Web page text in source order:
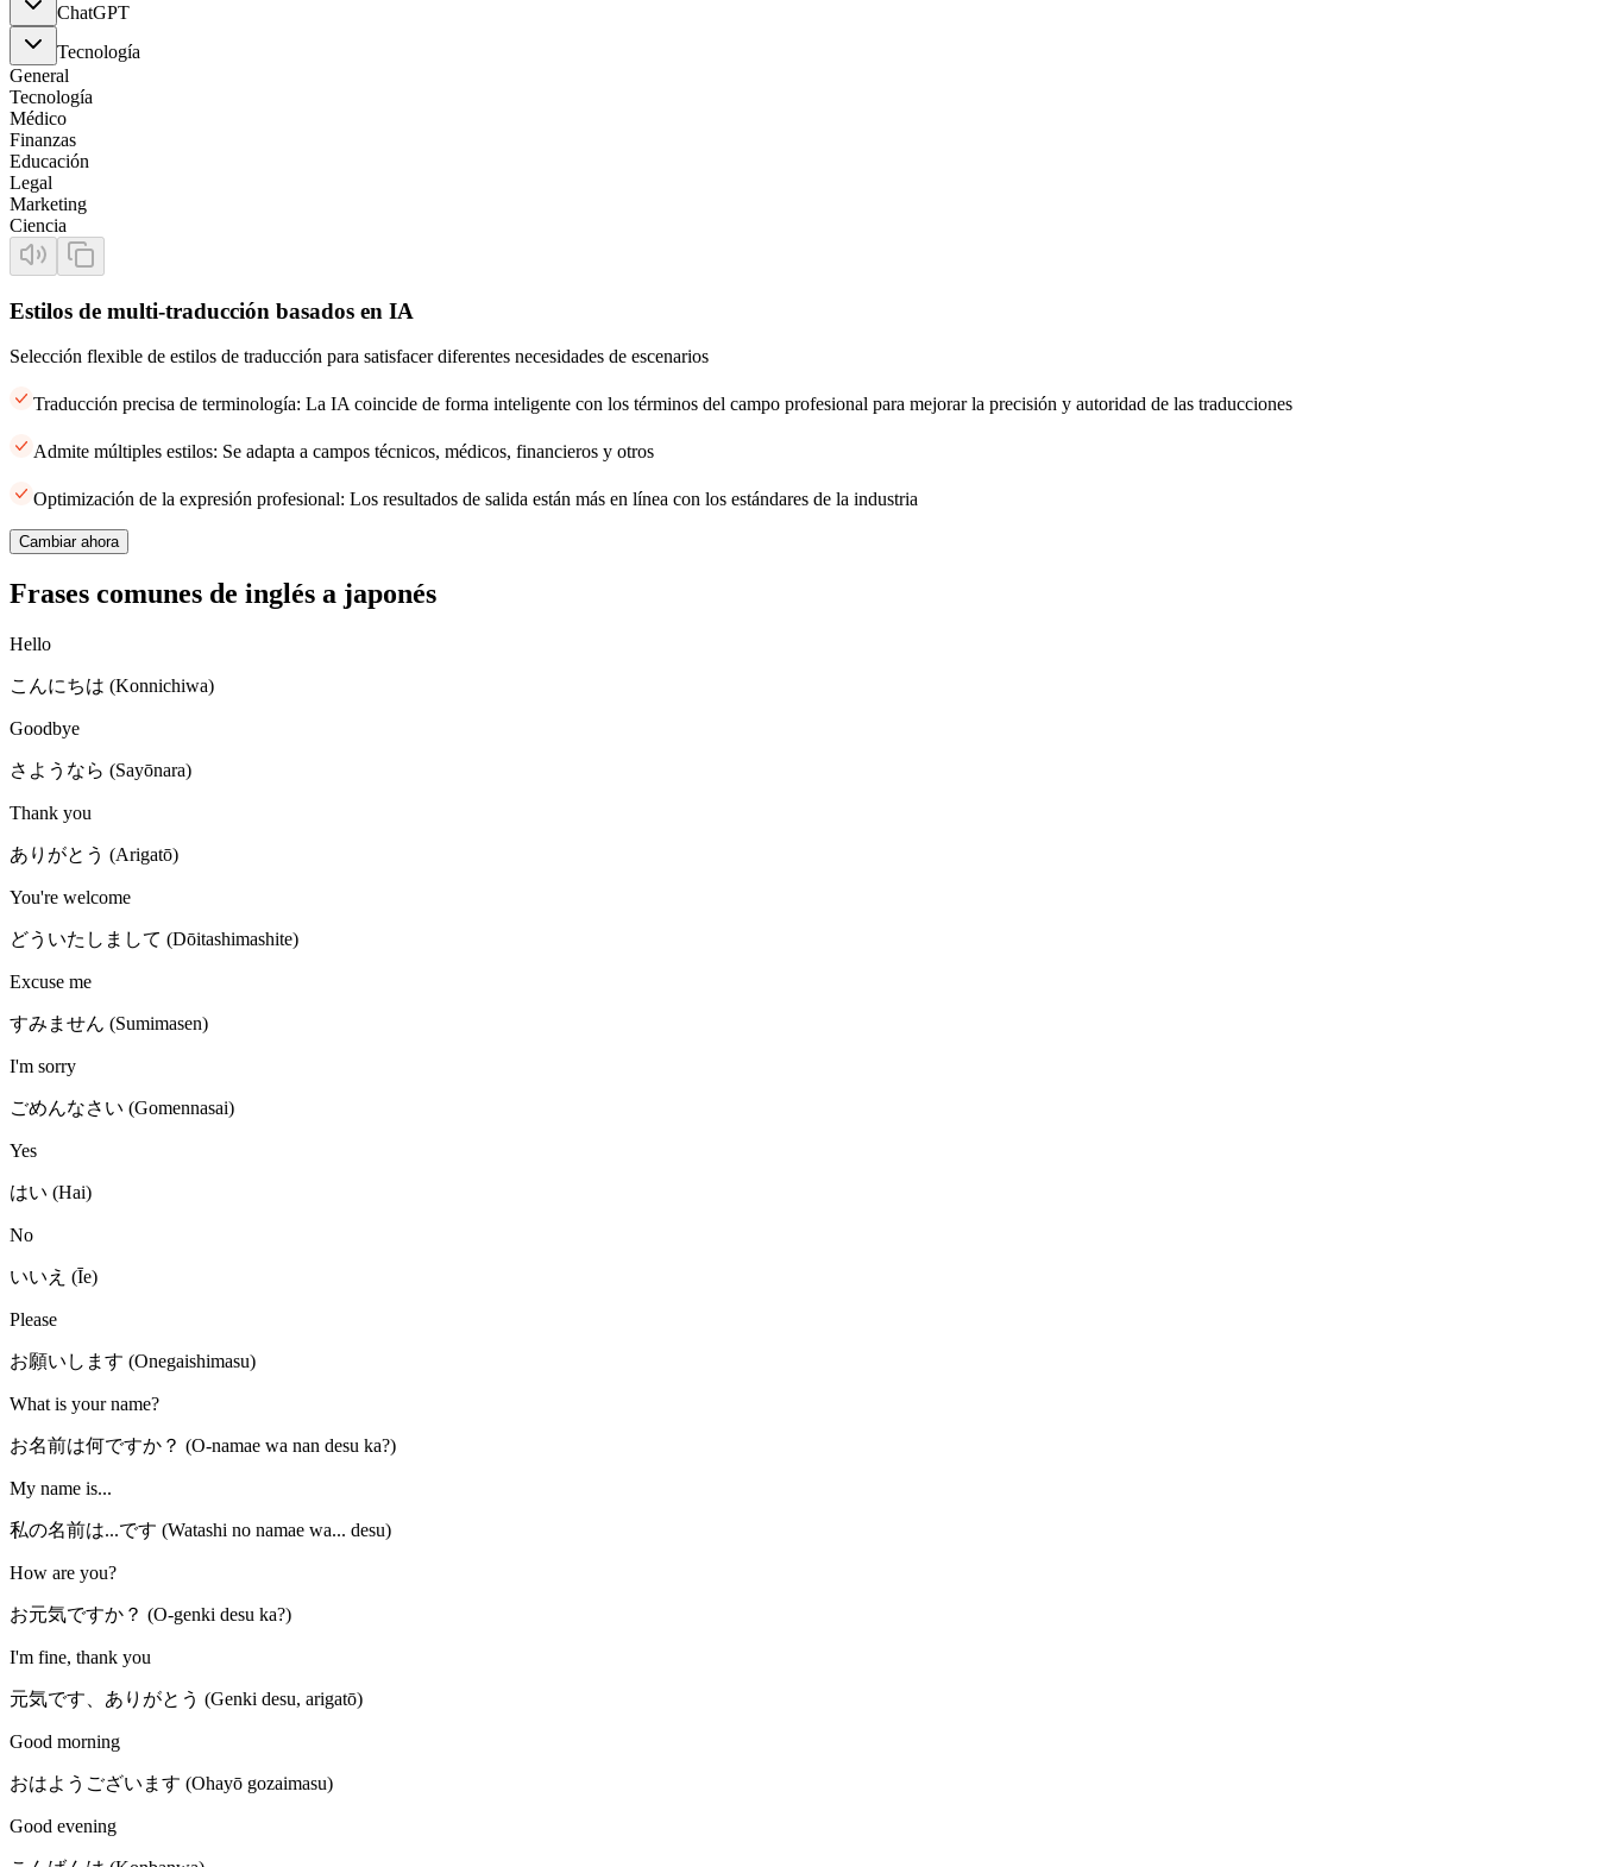
ChatGPT
Tecnología
General
Tecnología
Médico
Finanzas
Educación
Legal
Marketing
Ciencia
Estilos de multi-traducción basados en IA
Selección flexible de estilos de traducción para satisfacer diferentes necesidades de escenarios
Traducción precisa de terminología: La IA coincide de forma inteligente con los términos del campo profesional para mejorar la precisión y autoridad de las traducciones
Admite múltiples estilos: Se adapta a campos técnicos, médicos, financieros y otros
Optimización de la expresión profesional: Los resultados de salida están más en línea con los estándares de la industria
Cambiar ahora
Frases comunes de inglés a japonés
Hello
こんにちは (Konnichiwa)
Goodbye
さようなら (Sayōnara)
Thank you
ありがとう (Arigatō)
You're welcome
どういたしまして (Dōitashimashite)
Excuse me
すみません (Sumimasen)
I'm sorry
ごめんなさい (Gomennasai)
Yes
はい (Hai)
No
いいえ (Īe)
Please
お願いします (Onegaishimasu)
What is your name?
お名前は何ですか？ (O-namae wa nan desu ka?)
My name is...
私の名前は...です (Watashi no namae wa... desu)
How are you?
お元気ですか？ (O-genki desu ka?)
I'm fine, thank you
元気です、ありがとう (Genki desu, arigatō)
Good morning
おはようございます (Ohayō gozaimasu)
Good evening